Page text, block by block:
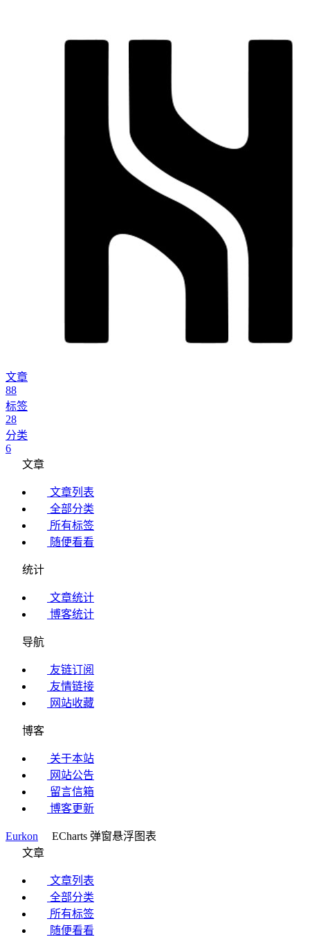
文章
88
标签
28
分类
6
文章
文章列表
全部分类
所有标签
随便看看
统计
文章统计
博客统计
导航
友链订阅
友情链接
网站收藏
博客
关于本站
网站公告
留言信箱
博客更新
Eurkon
ECharts 弹窗悬浮图表
文章
文章列表
全部分类
所有标签
随便看看